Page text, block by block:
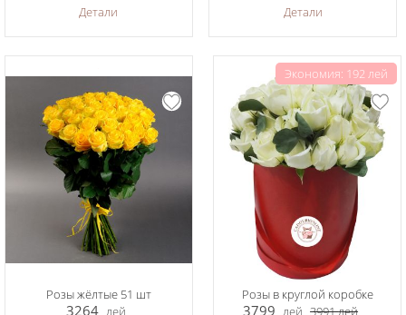
Детали Детали
Розы жёлтые 51 шт
3264 лей
Экономия: 192 лей
Розы в круглой коробке
3799 лей 3991лей